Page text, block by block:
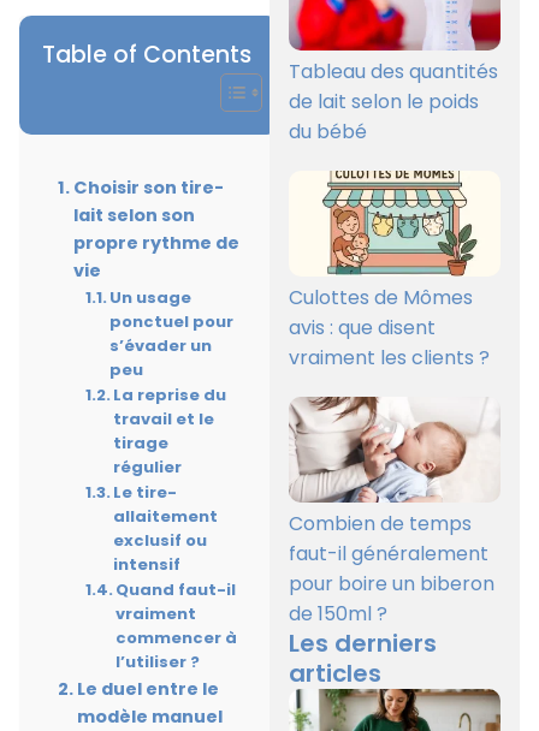
Table of Contents
Choisir son tire-
lait selon son
propre rythme de
vie
Un usage
ponctuel pour
s’évader un
peu
La reprise du
travail et le
tirage
régulier
Le tire-
allaitement
exclusif ou
intensif
Quand faut-il
vraiment
commencer à
l’utiliser ?
Le duel entre le
modèle manuel
Tableau des quantités
de lait selon le poids
du bébé
Culottes de Mômes
avis : que disent
vraiment les clients ?
Combien de temps
faut-il généralement
pour boire un biberon
de 150ml ?
Les derniers
articles